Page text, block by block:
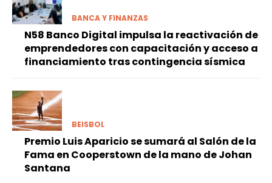
BANCA Y FINANZAS
N58 Banco Digital impulsa la reactivación de
emprendedores con capacitación y acceso a
financiamiento tras contingencia sísmica
BEISBOL
Premio Luis Aparicio se sumará al Salón de la
Fama en Cooperstown de la mano de Johan
Santana